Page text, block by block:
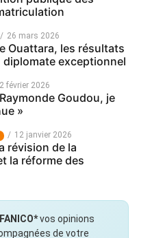
26 mars 2026
Ouattara, les résultats
diplomate exceptionnel
février 2026
Goudou, je
»
12 janvier 2026
révision de la
la réforme des
FANICO*vos opinions
de votre